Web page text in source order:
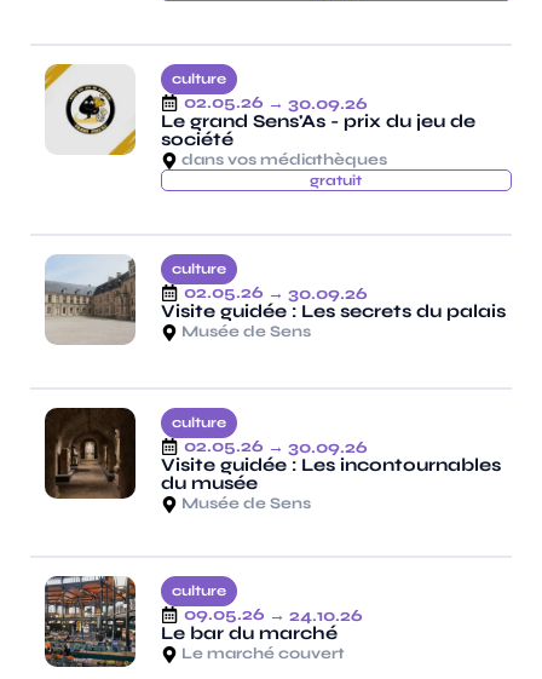
culture
02.05.26 → 30.09.26
Le grand Sens'As - prix du jeu de
société
dans vos médiathèques
gratuit
culture
02.05.26 → 30.09.26
Visite guidée : Les secrets du palais
Musée de Sens
culture
02.05.26 → 30.09.26
Visite guidée : Les incontournables
du musée
Musée de Sens
culture
09.05.26 → 24.10.26
Le bar du marché
Le marché couvert